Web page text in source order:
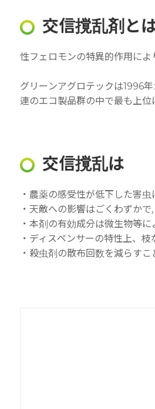
交信撹乱剤と
性フェロモンの特異的作用によ
グリーンアグロテックは1996
連のエコ製品群の中で最も上
交信撹乱は
・農薬の感受性が低下した害
・天敵への影響はごくわずか
・本剤の有効成分は微生物等
・ディスペンサーの特性上、
・殺虫剤の散布回数を減らすこ